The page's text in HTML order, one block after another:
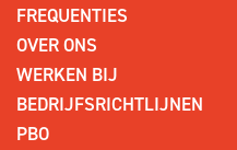
FREQUENTIES
OVER ONS
WERKEN BIJ
BEDRIJFSRICHTLIJNEN
PBO